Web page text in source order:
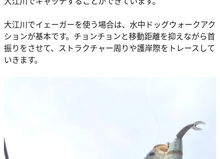
大江川でイェーガーを使う場合は、水中ドッグウォークアク
ションが基本です。チョンチョンと移動距離を抑えながら首
振りをさせて、ストラクチャー周りや護岸際をトレースして
いきます。